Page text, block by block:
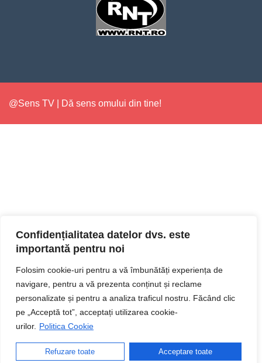
Confidențialitatea datelor dvs. este
importantă pentru noi
Folosim cookie-uri pentru a vă îmbunătăți experiența de
navigare, pentru a vă prezenta conținut și reclame
personalizate și pentru a analiza traficul nostru. Făcând clic
pe „Acceptă tot”, acceptați utilizarea cookie-
urilor. Politica Cookie
Refuzare toate Acceptare toate
@Sens TV | Dă sens omului din tine!